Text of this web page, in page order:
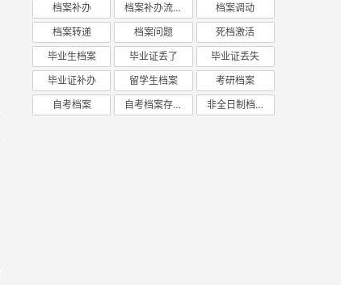
档案补办 档案补办流程 档案调动
档案转递 档案问题 死档激活
毕业生档案 毕业证丢了 毕业证丢失
毕业证补办 留学生档案 考研档案
自考档案 自考档案存放 非全日制档案